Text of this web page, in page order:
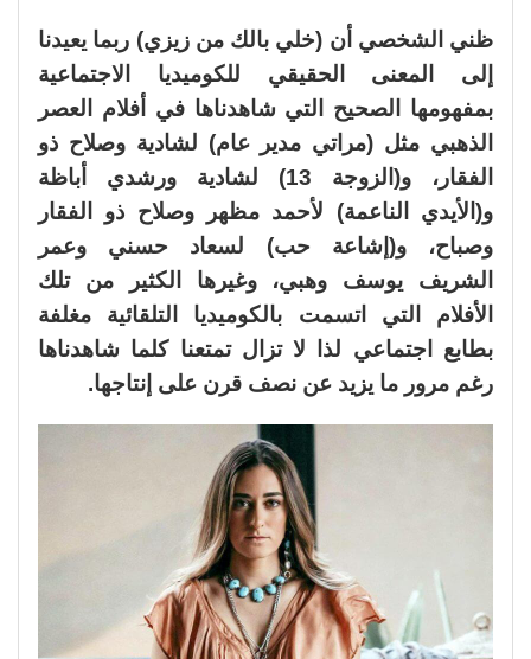
ظني الشخصي أن (خلي بالك من زيزي) ربما يعيدنا
إلى المعنى الحقيقي للكوميديا الاجتماعية
بمفهومها الصحيح التي شاهدناها في أفلام العصر
الذهبي مثل (مراتي مدير عام) لشادية وصلاح ذو
الفقار، و(الزوجة 13) لشادية ورشدي أباظة
و(الأيدي الناعمة) لأحمد مظهر وصلاح ذو الفقار
وصباح، و(إشاعة حب) لسعاد حسني وعمر
الشريف يوسف وهبي، وغيرها الكثير من تلك
الأفلام التي اتسمت بالكوميديا التلقائية مغلفة
بطابع اجتماعي لذا لا تزال تمتعنا كلما شاهدناها
رغم مرور ما يزيد عن نصف قرن على إنتاجها.